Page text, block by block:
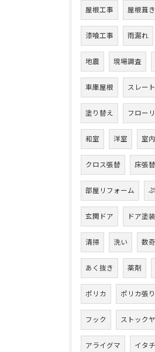
屋根工事 屋根葺
漆喰工事 雨漏れ
地震 現場調査
車庫屋根 スレート
塗り替え フロー
和室 洋室 室
クロス張替 床張替
部屋リフォーム
玄関ドア ドア塗装
清掃 洗い 数
あく抜き 薬剤
ポリカ ポリカ張
フック ストック
アライグマ イタチ